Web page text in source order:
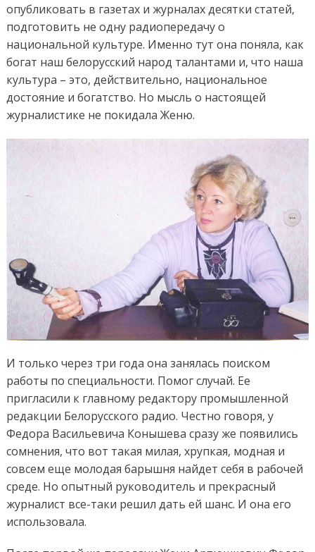
опубликовать в газетах и журналах десятки статей,
подготовить не одну радиопередачу о
национальной культуре. Именно тут она поняла, как
богат наш белорусский народ талантами и, что наша
культура – это, действительно, национальное
достояние и богатство. Но мысль о настоящей
журналистике не покидала Женю.
И только через три года она занялась поиском
работы по специальности. Помог случай. Ее
пригласили к главному редактору промышленной
редакции Белорусского радио. Честно говоря, у
Федора Васильевича Конышева сразу же появились
сомнения, что вот такая милая, хрупкая, модная и
совсем еще молодая барышня найдет себя в рабочей
среде. Но опытный руководитель и прекрасный
журналист все-таки решил дать ей шанс. И она его
использовала.